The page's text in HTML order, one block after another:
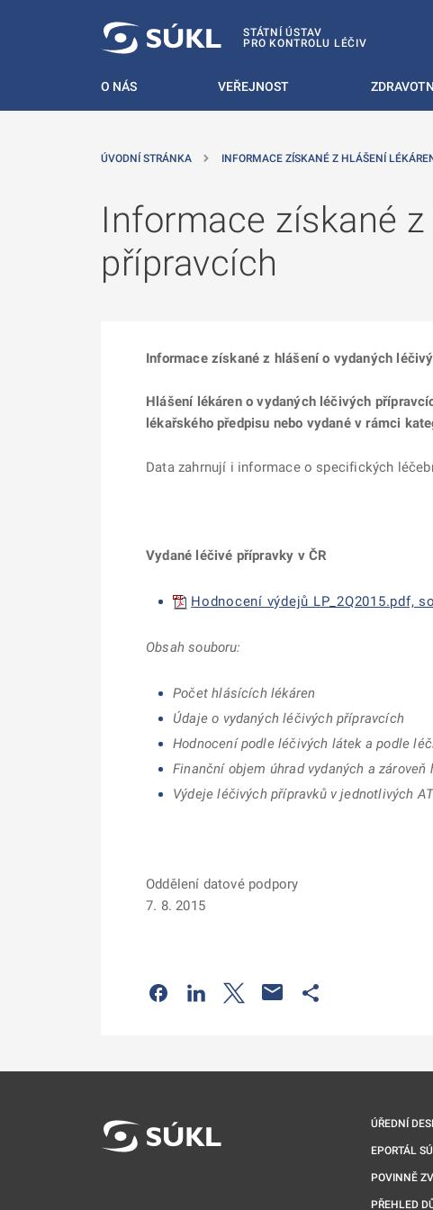
STÁTNÍ ÚSTAV
PRO KONTROLU LÉČIV
O NÁS VEŘEJNOST
ÚVODNÍ STRÁNKA INFORMACE ZÍSKANÉ Z HLÁŠENÍ
Informace získané
přípravcích
Informace získané z hlášení o vydaných
Hlášení lékáren o vydaných léčivých
lékařského předpisu nebo vydané v rámci
Data zahrnují i informace o specifických
Vydané léčivé přípravky v ČR
Hodnocení výdejů LP_2Q2015.pdf,
Obsah souboru:
Počet hlásících lékáren
Údaje o vydaných léčivých přípravcích
Hodnocení podle léčivých látek a podle
Finanční objem úhrad vydaných a
Výdeje léčivých přípravků v jednotlivých
Oddělení datové podpory
7. 8. 2015
Odkaz se otevře na nové kartě
Odkaz se otevře na nové kartě
Odkaz se otevře na nové
ÚŘEDNÍ
EPORTÁL
POVINNĚ
PŘEHLED